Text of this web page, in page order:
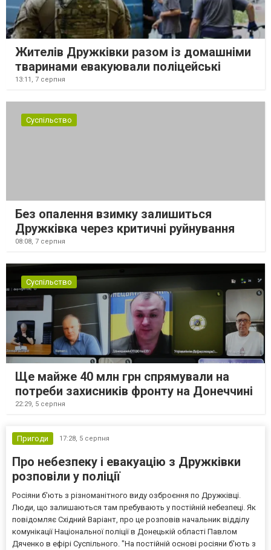
Жителів Дружківки разом із домашніми
тваринами евакуювали поліцейські
13:11, 7 серпня
Суспільство
Без опалення взимку залишиться
Дружківка через критичні руйнування
08:08, 7 серпня
Суспільство
Ще майже 40 млн грн спрямували на
потреби захисників фронту на Донеччині
22:29, 5 серпня
Пригоди 17:28, 5 серпня
Про небезпеку і евакуацію з Дружківки
розповіли у поліції
Росіяни б'ють з різноманітного виду озброєння по Дружківці.
Люди, що залишаються там пребувають у постійній небезпеці. Як
повідомляє Східний Варіант, про це розповів начальник відділу
комунікації Національної поліції в Донецькій області Павлом
Дяченко в ефірі Суспільного. "На постійній основі росіяни б'ють з